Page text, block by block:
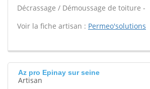
Décrassage / Démoussage de toiture -
Voir la fiche artisan : Permeo'solutions
Az pro Epinay sur seine
Artisan